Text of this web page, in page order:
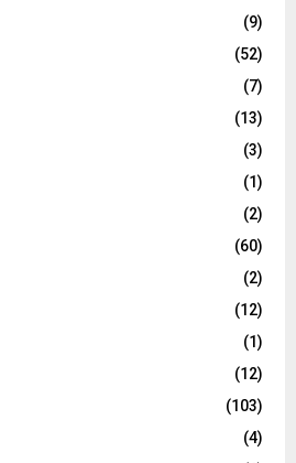
(9)
(52)
(7)
(13)
(3)
(1)
(2)
(60)
(2)
(12)
(1)
(12)
(103)
(4)